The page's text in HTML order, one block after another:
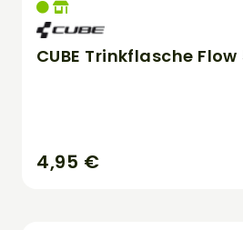
CUBE Trinkflasche Flow
4,95 €